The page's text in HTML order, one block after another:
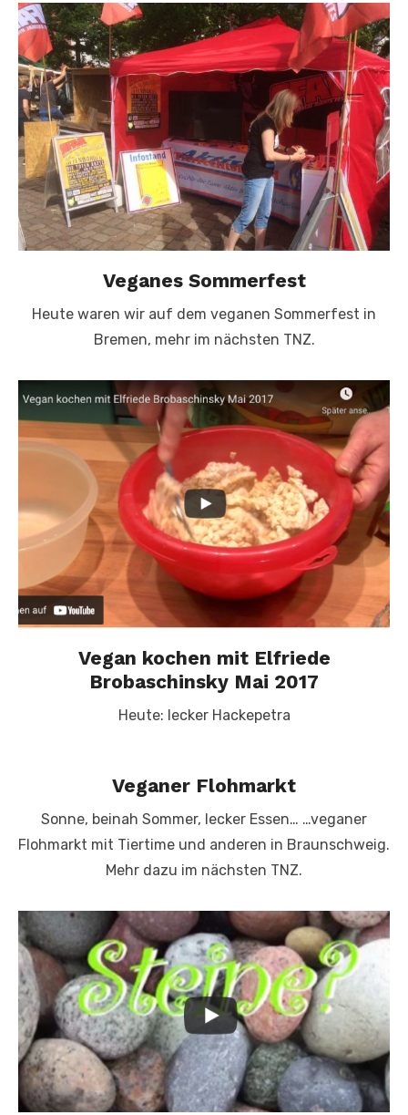
Veganes Sommerfest
Heute waren wir auf dem veganen Sommerfest in
Bremen, mehr im nächsten TNZ.
Vegan kochen mit Elfriede
Brobaschinsky Mai 2017
Heute: lecker Hackepetra
Veganer Flohmarkt
Sonne, beinah Sommer, lecker Essen… …veganer
Flohmarkt mit Tiertime und anderen in Braunschweig.
Mehr dazu im nächsten TNZ.